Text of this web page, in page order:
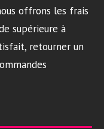
offrons les frais
supérieure à
retourner un